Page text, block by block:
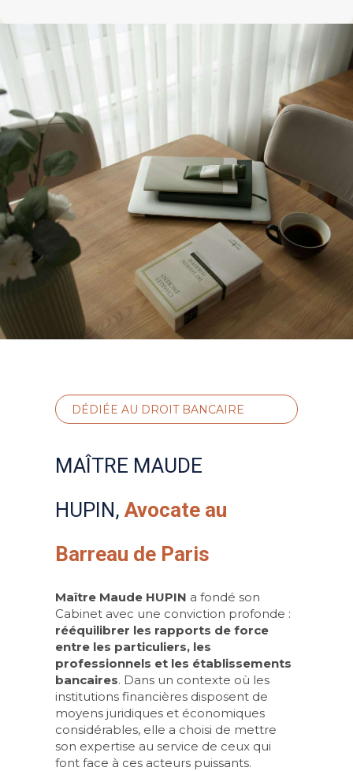
DÉDIÉE AU DROIT BANCAIRE
MAÎTRE MAUDE
HUPIN, Avocate au
Barreau de Paris
Maître Maude HUPIN a fondé son
Cabinet avec une conviction profonde :
rééquilibrer les rapports de force
entre les particuliers, les
professionnels et les établissements
bancaires. Dans un contexte où les
institutions financières disposent de
moyens juridiques et économiques
considérables, elle a choisi de mettre
son expertise au service de ceux qui
font face à ces acteurs puissants.